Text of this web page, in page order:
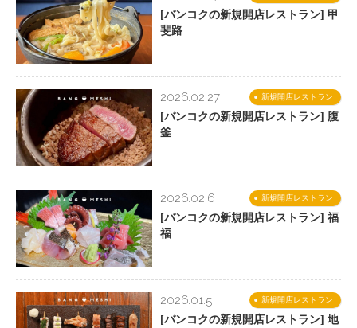
[バンコクの新規開店レストラン] 甲
斐路
新規開店レストラン
2026.02.27
[バンコクの新規開店レストラン] 腹
釜
新規開店レストラン
2026.02.6
[バンコクの新規開店レストラン] 福
福
新規開店レストラン
2026.01.5
[バンコクの新規開店レストラン] 地